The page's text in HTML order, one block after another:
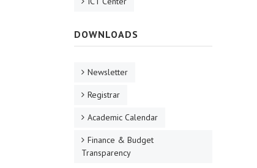
DOWNLOADS
Newsletter
Registrar
Academic Calendar
Finance & Budget
Transparency